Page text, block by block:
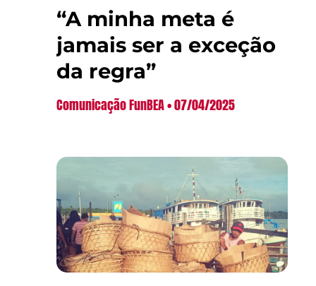
“A minha meta é
jamais ser a exceção
da regra”
Comunicação FunBEA 07/04/2025